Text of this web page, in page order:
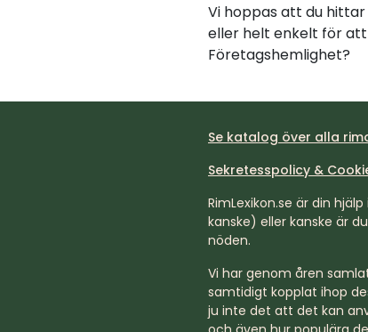
Vi hoppas att du
eller helt enkelt för att
Företagshemlighet?
Se katalog över alla
Sekretesspolicy &
RimLexikon.se är din
kanske) eller kanske är
nöden.
Vi har genom åren
samtidigt kopplat ihop
ju inte det att det kan